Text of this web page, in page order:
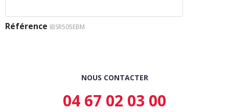
Référence IBSR505EBM
NOUS CONTACTER
04 67 02 03 00